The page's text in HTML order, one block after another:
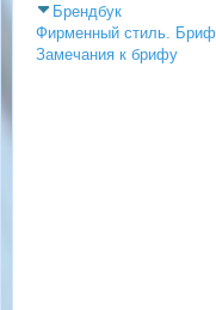
Брендбук
Фирменный стиль. Бриф
Замечания к брифу